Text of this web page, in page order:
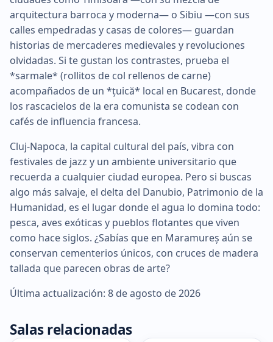
arquitectura barroca y moderna— o Sibiu —con sus
calles empedradas y casas de colores— guardan
historias de mercaderes medievales y revoluciones
olvidadas. Si te gustan los contrastes, prueba el
*sarmale* (rollitos de col rellenos de carne)
acompañados de un *țuică* local en Bucarest, donde
los rascacielos de la era comunista se codean con
cafés de influencia francesa.
Cluj-Napoca, la capital cultural del país, vibra con
festivales de jazz y un ambiente universitario que
recuerda a cualquier ciudad europea. Pero si buscas
algo más salvaje, el delta del Danubio, Patrimonio de la
Humanidad, es el lugar donde el agua lo domina todo:
pesca, aves exóticas y pueblos flotantes que viven
como hace siglos. ¿Sabías que en Maramureș aún se
conservan cementerios únicos, con cruces de madera
tallada que parecen obras de arte?
Última actualización: 8 de agosto de 2026
Salas relacionadas